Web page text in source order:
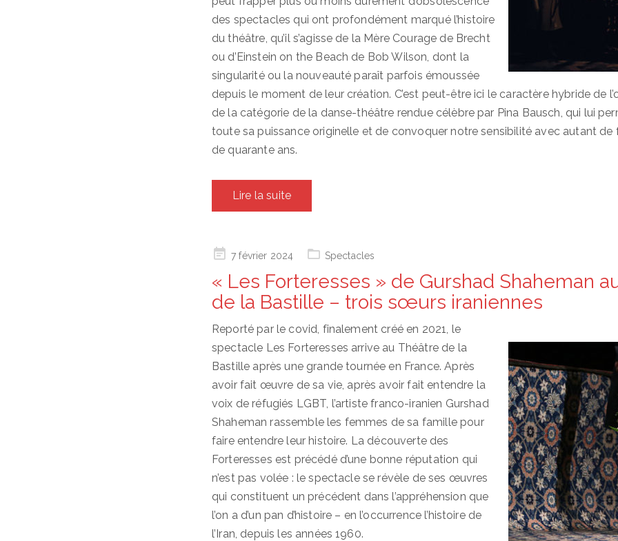
des spectacles qui ont profondément marqué l’histoire
du théâtre, qu’il s’agisse de la Mère Courage de Brecht
ou d’Einstein on the Beach de Bob Wilson, dont la
singularité ou la nouveauté paraît parfois émoussée
depuis le moment de leur création. C’est peut-être ici le caractère hybride de
de la catégorie de la danse-théâtre rendue célèbre par Pina Bausch, qui lui
toute sa puissance originelle et de convoquer notre sensibilité avec autant de
de quarante ans.
Lire la suite
Posted7 février 2024 Spectacles
« Les Forteresses » de Gurshad Shaheman
de la Bastille – trois sœurs iraniennes
Reporté par le covid, finalement créé en 2021, le
spectacle Les Forteresses arrive au Théâtre de la
Bastille après une grande tournée en France. Après
avoir fait œuvre de sa vie, après avoir fait entendre la
voix de réfugiés LGBT, l’artiste franco-iranien Gurshad
Shaheman rassemble les femmes de sa famille pour
faire entendre leur histoire. La découverte des
Forteresses est précédé d’une bonne réputation qui
n’est pas volée : le spectacle se révèle de ses œuvres
qui constituent un précédent dans l’appréhension que
l’on a d’un pan d’histoire – en l’occurrence l’histoire de
l’Iran, depuis les années 1960.